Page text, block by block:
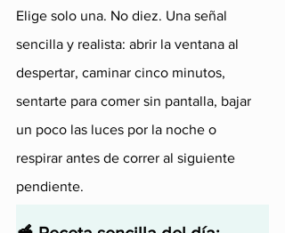
Elige solo una. No diez. Una señal
sencilla y realista: abrir la ventana al
despertar, caminar cinco minutos,
sentarte para comer sin pantalla, bajar
un poco las luces por la noche o
respirar antes de correr al siguiente
pendiente.